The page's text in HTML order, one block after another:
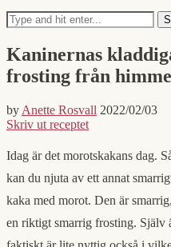
Kaninernas
frosting från
by Anette Rosvall 2022/02/03
Skriv ut receptet
Idag är det morotskakans dag.
kan du njuta av ett annat
kaka med morot. Den är
en riktigt smarrig frosting. Själv